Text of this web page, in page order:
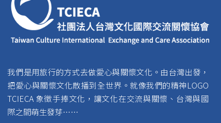
我們是用旅行的方式去做愛心與關懷文化。由台灣出發，
把愛心與關懷文化散播到全世界。就像我們的精神LOGO
TCIECA 象徵手捧文化，讓文化在交流與關懷、台灣與國
際之間萌生發芽……